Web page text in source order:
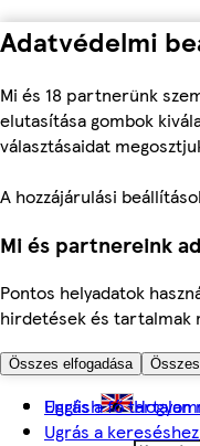
Adatvédelmi
Mi és 18 partnerünk
elutasítása gombok
választásaidat
A hozzájárulási
Mi és partnereink
Pontos helyadatok
hirdetések és tartalmak
Összes elfogadása
Ugrás a fő
Ugrás a kereséshez
English Hogyan